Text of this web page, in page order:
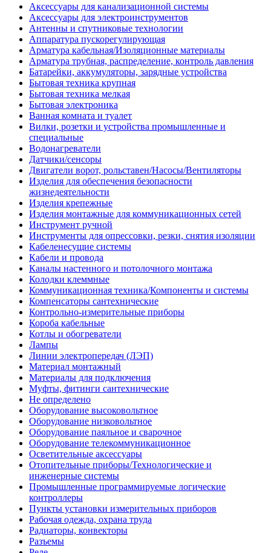
Аксессуары для канализационной системы
Аксессуары для электроинструментов
Антенны и спутниковые технологии
Аппаратура пускорегулирующая
Арматура кабельная/Изоляционные материалы
Арматура трубная, распределение, контроль давления
Батарейки, аккумуляторы, зарядные устройства
Бытовая техника крупная
Бытовая техника мелкая
Бытовая электроника
Ванная комната и туалет
Вилки, розетки и устройства промышленные и
специальные
Водонагреватели
Датчики/сенсоры
Двигатели ворот, рольставен/Насосы/Вентиляторы
Изделия для обеспечения безопасности
жизнедеятельности
Изделия крепежные
Изделия монтажные для коммуникационных сетей
Инструмент ручной
Инструменты для опрессовки, резки, снятия изоляции
Кабеленесущие системы
Кабели и провода
Каналы настенного и потолочного монтажа
Колодки клеммные
Коммуникационная техника/Компоненты и системы
Компенсаторы сантехнические
Контрольно-измерительные приборы
Короба кабельные
Котлы и обогреватели
Лампы
Линии электропередач (ЛЭП)
Материал монтажный
Материалы для подключения
Муфты, фитинги сантехнические
Не определено
Оборудование высоковольтное
Оборудование низковольтное
Оборудование паяльное и сварочное
Оборудование телекоммуникационное
Осветительные аксессуары
Отопительные приборы/Технологические и
инженерные системы
Промышленные программируемые логические
контроллеры
Пункты установки измерительных приборов
Рабочая одежда, охрана труда
Радиаторы, конвекторы
Разъемы